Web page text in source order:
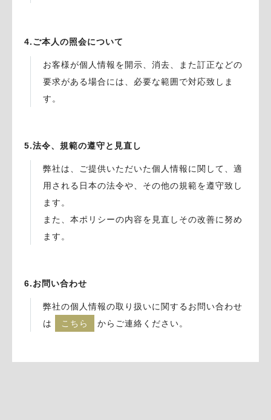
4.ご本人の照会について
お客様が個人情報を開示、消去、また訂正などの
要求がある場合には、必要な範囲で対応致しま
す。
5.法令、規範の遵守と見直し
弊社は、ご提供いただいた個人情報に関して、適
用される日本の法令や、その他の規範を遵守致し
ます。
また、本ポリシーの内容を見直しその改善に努め
ます。
6.お問い合わせ
弊社の個人情報の取り扱いに関するお問い合わせ
は
こちら からご連絡ください。